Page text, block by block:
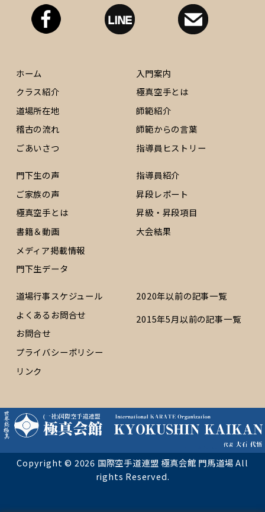
ホーム
クラス紹介
道場所在地
稽古の流れ
ごあいさつ
入門案内
極真空手とは
師範紹介
師範からの言葉
指導員ヒストリー
門下生の声
ご家族の声
極真空手とは
書籍＆動画
メディア掲載情報
門下生データ
指導員紹介
昇段レポート
昇級・昇段項目
大会結果
道場行事スケジュール
よくあるお問合せ
お問合せ
プライバシーポリシー
リンク
2020年以前の記事一覧
2015年5月以前の記事一覧
Copyright © 2026 国際空手道連盟 極真会館 門馬道場 All
rights Reserved.